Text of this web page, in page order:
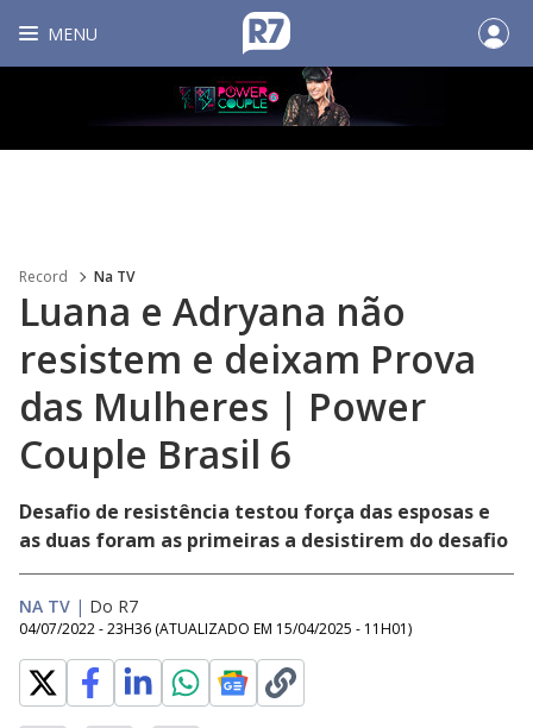
MENU
Record Na TV
Luana e Adryana não
resistem e deixam Prova
das Mulheres | Power
Couple Brasil 6
Desafio de resistência testou força das esposas e
as duas foram as primeiras a desistirem do desafio
NA TV | Do R7
04/07/2022 - 23H36 (ATUALIZADO EM 15/04/2025 - 11H01)